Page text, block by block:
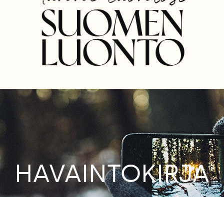
HAVAINTOKIRJA